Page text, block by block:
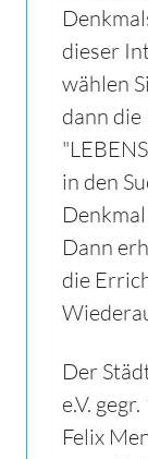
dieser
wählen
dann
in den
Dann
die
Der
e.V.
Felix